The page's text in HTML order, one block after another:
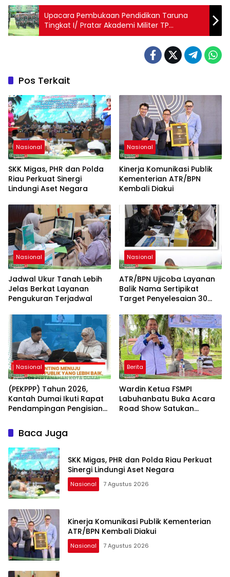
Upacara Pembukaan Pendidikan Taruna
Tingkat I/ Pratar Akademi Militer TP
2023/2024
Pos Terkait
Nasional
SKK Migas, PHR dan Polda
Riau Perkuat Sinergi
Lindungi Aset Negara
Nasional
Kinerja Komunikasi Publik
Kementerian ATR/BPN
Kembali Diakui
Nasional
Jadwal Ukur Tanah Lebih
Jelas Berkat Layanan
Pengukuran Terjadwal
Nasional
ATR/BPN Ujicoba Layanan
Balik Nama Sertipikat
Target Penyelesaian 30
Nasional
(PEKPPP) Tahun 2026,
Kantah Dumai Ikuti Rapat
Pendampingan Pengisian
Berita
Wardin Ketua FSMPI
Labuhanbatu Buka Acara
Road Show Satukan
Baca Juga
SKK Migas, PHR dan Polda Riau Perkuat
Sinergi Lindungi Aset Negara
Nasional 7 Agustus 2026
Kinerja Komunikasi Publik Kementerian
ATR/BPN Kembali Diakui
Nasional 7 Agustus 2026